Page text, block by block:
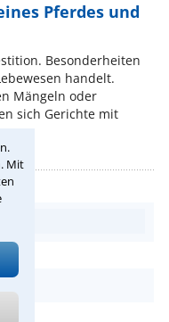
Mit
Pferdes und
Besonderheiten
handelt.
Mängeln oder
sich Gerichte mit